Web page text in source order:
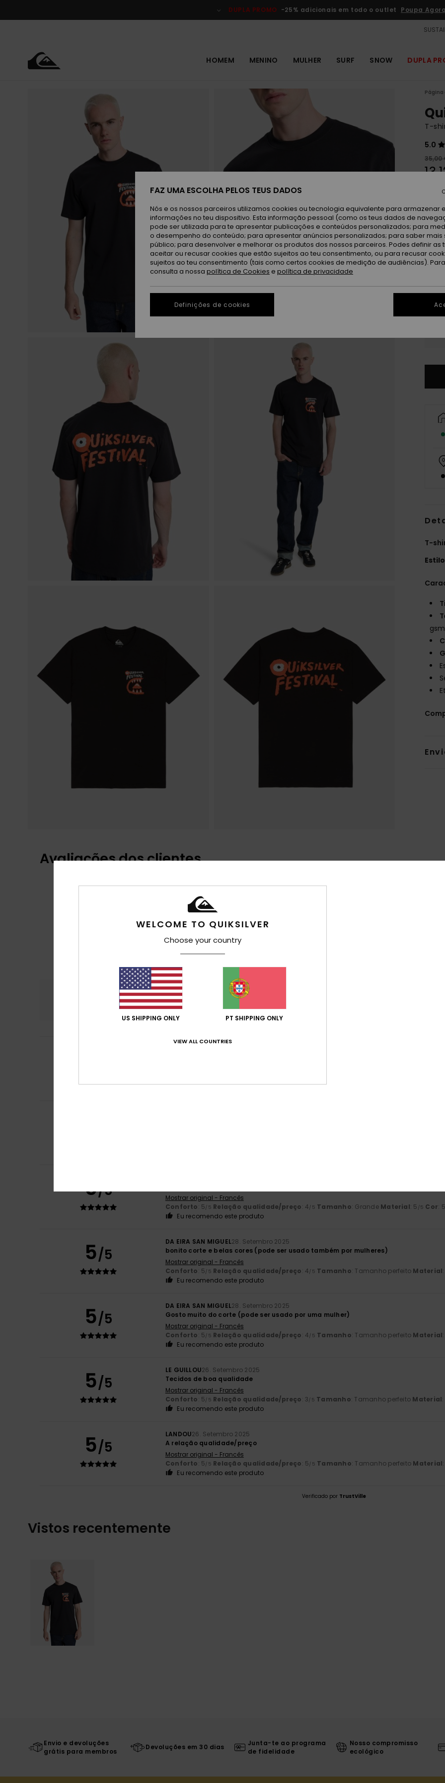
do
DUPLA PROMO -25% adicionais em todo o outlet Poupa Agora
HOMEM MENINO MULHER SURF SNOW DUPLA
Página
T-
5.0
35,00
Cor
T-
Estilo
gsm
Avaliações dos clientes
100% dos nossos clientes recomendam este produto
Conforto
5.0
Relação qualidade/preço
4.1
5/5
Mostrar original - Francês
Conforto: 5 /5 Relação qualidade/preço: 4 /5 Tamanho: Grande Material: 5 /5 Cor: 5
Eu recomendo este produto
5/5
DA EIRA SAN MIGUEL28. Setembro 2025
bonito corte e belas cores (pode ser usado também por mulheres)
Mostrar original - Francês
Conforto: 5 /5 Relação qualidade/preço: 4 /5 Tamanho: Tamanho perfeito Material
Eu recomendo este produto
5/5
DA EIRA SAN MIGUEL28. Setembro 2025
Gosto muito do corte (pode ser usado por uma mulher)
Mostrar original - Francês
Conforto: 5 /5 Relação qualidade/preço: 4 /5 Tamanho: Tamanho perfeito Material
Eu recomendo este produto
5/5
LE GUILLOU26. Setembro 2025
Tecidos de boa qualidade
Mostrar original - Francês
Conforto: 5 /5 Relação qualidade/preço: 3 /5 Tamanho: Tamanho perfeito Material
Eu recomendo este produto
5/5
LANDOU26. Setembro 2025
A relação qualidade/preço
Mostrar original - Francês
Conforto: 5 /5 Relação qualidade/preço: 5 /5 Tamanho: Tamanho perfeito Material
Eu recomendo este produto
Verificado por TrustVille
Vistos recentemente
Envio e devoluções
grátis para membros
Devoluções em 30 dias
Junta-te ao programa
de fidelidade
Nosso compromisso
ecológico
WELCOME TO QUIKSILVER
Choose your country
US SHIPPING ONLY PT SHIPPING ONLY
VIEW ALL COUNTRIES
FAZ UMA ESCOLHA PELOS TEUS DADOS
Nós e os nossos parceiros utilizamos cookies ou tecnologia equivalente para armazenar
informações no teu dispositivo. Esta informação pessoal (como os teus dados de
pode ser utilizada para te apresentar publicações e conteúdos personalizados; para
o desempenho do conteúdo; para apresentar anúncios personalizados; para saber mais
público; para desenvolver e melhorar os produtos dos nossos parceiros. Podes definir as
aceitar ou recusar cookies que estão sujeitos ao teu consentimento, ou para recusar
sujeitos ao teu consentimento (tais como certos cookies de medição de audiências).
consulta a nossa política de Cookies e política de privacidade
Definições de cookies